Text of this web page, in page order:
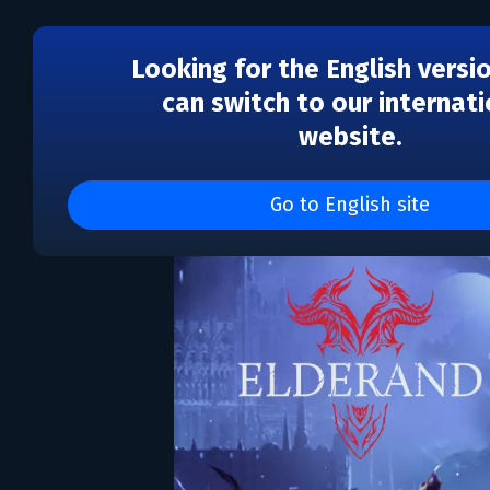
Looking for the English
can switch to our
website.
Go to English site
Elderand